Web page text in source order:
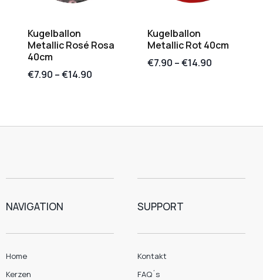
Kugelballon
Metallic Rosé Rosa
40cm
€7.90 –€14.90
Kugelballon
Metallic Rot 40cm
€7.90 –€14.90
NAVIGATION
Home
Kerzen
SUPPORT
Kontakt
FAQ´s